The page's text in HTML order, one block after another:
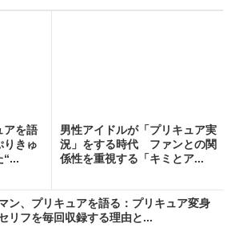
アを語
りきゅ
“...
男性アイドルが「プリキュア実
況」をする時代 ファンとの関
係性を重視する「キミとア...
ン、プリキュアを語る：プリキュア変身
リフを毎回収録する理由と...